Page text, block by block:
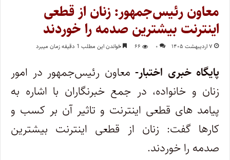
معاون رئیس‌جمهور: زنان از قطعی
اینترنت بیشترین صدمه را خوردند
۷ اردیبهشت ۱۴۰۵ ۰ ۶۶ خواندن این مطلب 1 دقیقه زمان میبرد
پایگاه خبری اختبار- معاون رئیس‌جمهور در امور
زنان و خانواده، در جمع خبرنگاران با اشاره به
پیامد های قطعی اینترنت و تاثیر آن بر کسب و
کارها گفت: زنان از قطعی اینترنت بیشترین
صدمه را خوردند.